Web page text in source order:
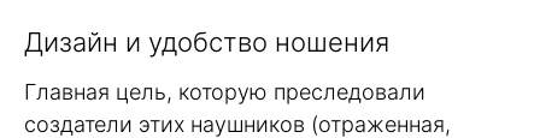
Дизайн и удобство ношения
Главная цель, которую преследовали
создатели этих наушников (отраженная,